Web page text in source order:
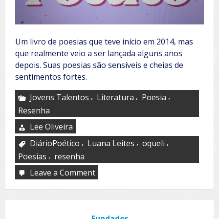
Um livro de poesias que teve início em 2014, mas
que realmente veio a ser lançada alguns anos
depois. Suas poesias são sensíveis e cheias de
sentimentos fortes.
Jovens Talentos , Literatura , Poesia ,
Resenha
Lee Oliveira
DiárioPoético , Luana Leites , oqueli ,
Poesias , resenha
Leave a Commenton
Poético